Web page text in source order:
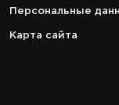
Персональные
Карта сайта
вылета/